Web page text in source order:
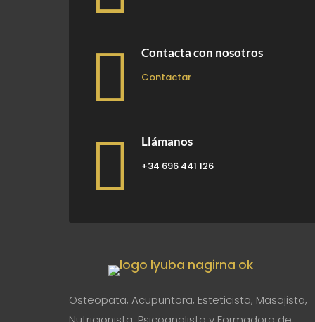

Contacta con nosotros
Contactar
 Llámanos
+34 696 441 126
Osteopata, Acupuntora, Esteticista, Masajista,